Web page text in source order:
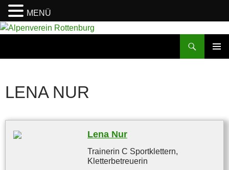
Zum
LENA NUR
Lena Nur
Trainerin C Sportklettern,
Kletterbetreuerin
MENÜ